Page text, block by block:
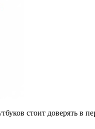
стоит доверять в